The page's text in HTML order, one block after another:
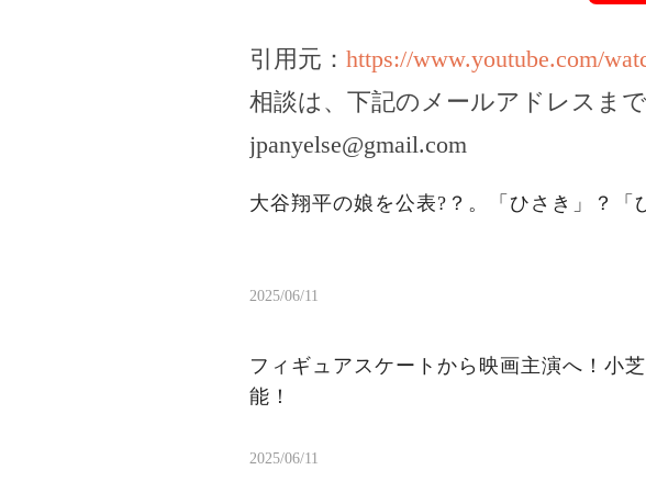
引用元： https://www.youtube.com/
相談は、下記のメールアドレスま
jpanyelse@gmail.com
大谷翔平の娘を公表?？。「ひさき」？「
2025/06/11
フィギュアスケートから映画主演へ！小
能！
2025/06/11